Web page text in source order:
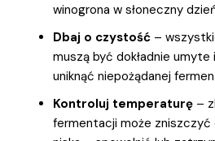
winogrona w słoneczny
Dbaj o czystość –
muszą być dokładnie
uniknąć niepożądanej
Kontroluj temperaturę –
fermentacji może